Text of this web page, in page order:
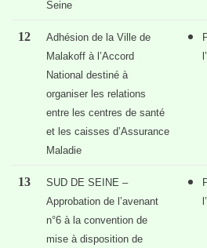
Seine
12
Adhésion de la Ville de
Malakoff à l’Accord
National destiné à
organiser les relations
entre les centres de santé
et les caisses d’Assurance
Maladie
13
SUD DE SEINE –
Approbation de l’avenant
n°6 à la convention de
mise à disposition de